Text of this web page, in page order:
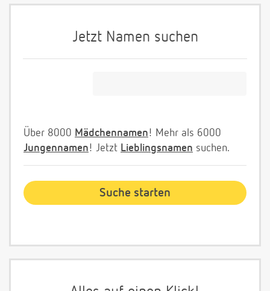
Jetzt Namen suchen
Über 8000 Mädchennamen! Mehr als 6000
Jungennamen! Jetzt Lieblingsnamen suchen.